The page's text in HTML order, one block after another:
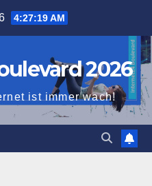
4:27:20 AM
2026
ist immer wach!